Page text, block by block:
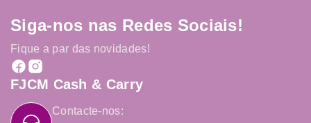
Siga-nos nas Redes Sociais!
Fique a par das novidades!
FJCM Cash & Carry
Contacte-nos: